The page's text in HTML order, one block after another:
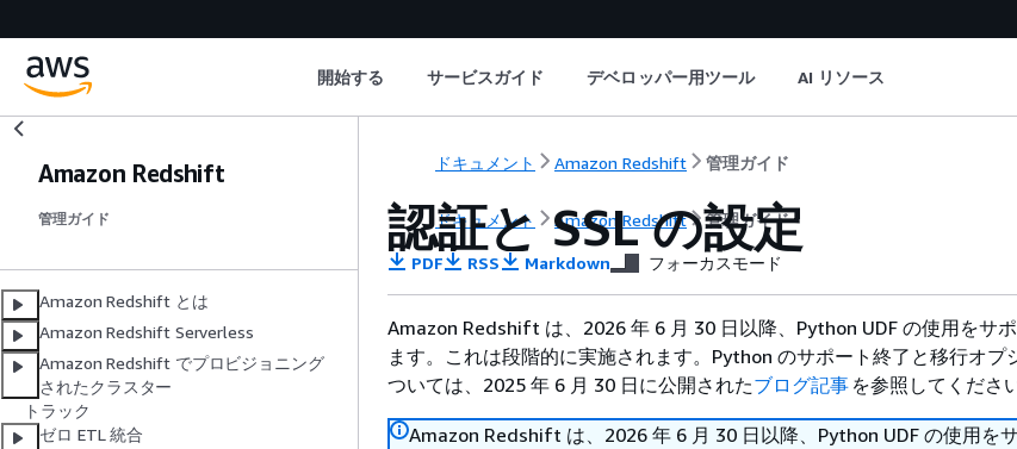
開始する サービスガイド デベロッパー用ツール AI リソース
Amazon Redshift
管理ガイド
Amazon Redshift とは
Amazon Redshift Serverless
Amazon Redshift でプロビジョニング
されたクラスター
トラック
ゼロ ETL 統合
ドキュメント Amazon Redshift 管理ガイド
ドキュメント Amazon Redshift 管理ガイド
認証と SSL の設定
PDF RSS Markdown フォーカスモード
Amazon Redshift は、2026 年 6 月 30 日以降、Python UDF の使用をサ
ます。これは段階的に実施されます。Python のサポート終了と移行オプ
ついては、2025 年 6 月 30 日に公開されたブログ記事 を参照してください
Amazon Redshift は、2026 年 6 月 30 日以降、Python UDF の使用を